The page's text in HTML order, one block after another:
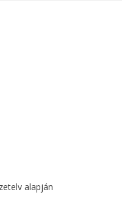
alapján